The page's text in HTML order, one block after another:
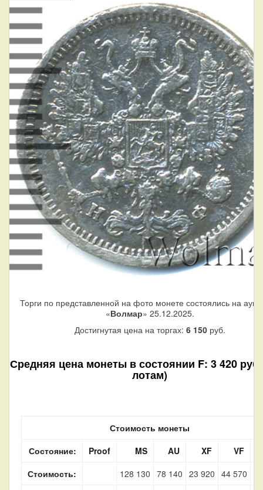
Торги по представленной на фото монете состоялись на
«Волмар» 25.12.2025.
Достигнутая цена на торгах: 6 150руб.
Средняя цена монеты в состоянии F: 3 420
лотам)
Стоимость монеты
Состояние:
Proof MS AU XF
VF
Стоимость:
128 130 78 140 23 920 44 570